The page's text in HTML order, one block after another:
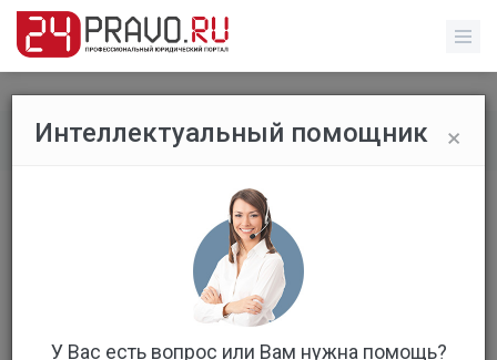
Все вопросы / Административное право
Возврат уплаченного штрафа по ст.
12.8 КоАП РФ
Вопрос уже решен
×
Интеллектуальный помощник
У Вас есть вопрос или Вам нужна помощь?